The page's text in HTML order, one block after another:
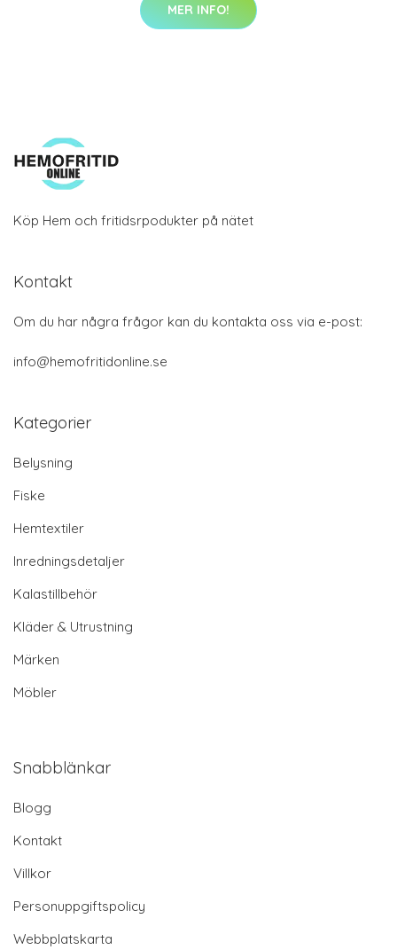
MER INFO!
Köp Hem och fritidsrpodukter på nätet
Kontakt
Om du har några frågor kan du kontakta oss via e-post:
info@hemofritidonline.se
Kategorier
Belysning
Fiske
Hemtextiler
Inredningsdetaljer
Kalastillbehör
Kläder & Utrustning
Märken
Möbler
Snabblänkar
Blogg
Kontakt
Villkor
Personuppgiftspolicy
Webbplatskarta